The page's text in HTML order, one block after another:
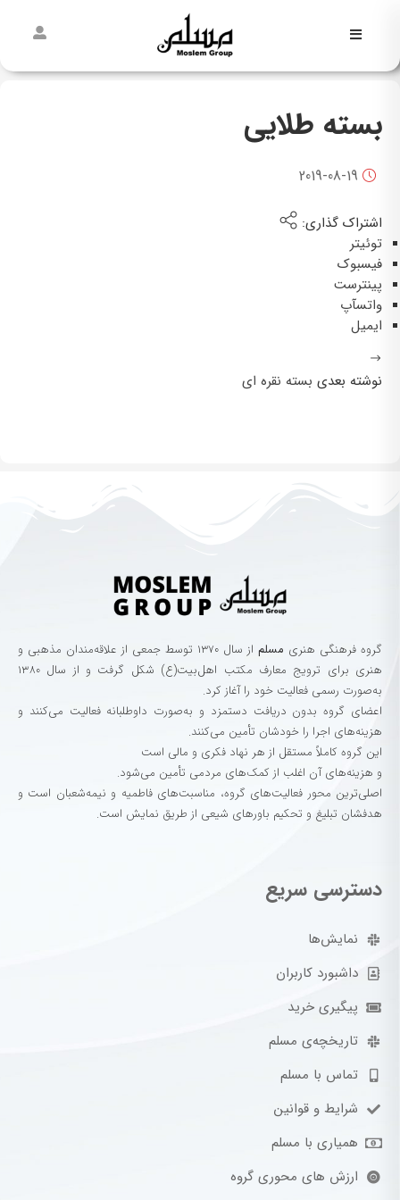
شعبان
مسلمی‌ها
پیش از
مسلم
بسته طلایی
2019-08-19
اشتراک گذاری:
توئیتر
فیسبوک
پینترست
واتسآپ
ایمیل
نوشته بعدی بسته نقره ای
گروه‌ فرهنگی‌ هنری‌ مسلم
از سال ۱۳۷۰ توسط جمعی از علاقه‌مندان مذهبی و
هنری برای ترویج معارف مکتب اهل‌بیت(ع) شکل گرفت و از سال ۱۳۸۰
به‌صورت رسمی فعالیت خود را آغاز کرد.
اعضای گروه بدون دریافت دستمزد و به‌صورت داوطلبانه فعالیت می‌کنند و
هزینه‌های اجرا را خودشان تأمین می‌کنند.
این گروه کاملاً مستقل از هر نهاد فکری و مالی است
و هزینه‌های آن اغلب از کمک‌های مردمی تأمین می‌شود.
اصلی‌ترین محور فعالیت‌های گروه، مناسبت‌های فاطمیه و نیمه‌شعبان است و
هدفشان تبلیغ و تحکیم باورهای شیعی از طریق نمایش است.
دسترسی سریع
نمایش‌ها
داشبورد کاربران
پیگیری خرید
تاریخچه‌ی مسلم
تماس با مسلم
شرایط و قوانین
همیاری با مسلم
ارزش های محوری گروه